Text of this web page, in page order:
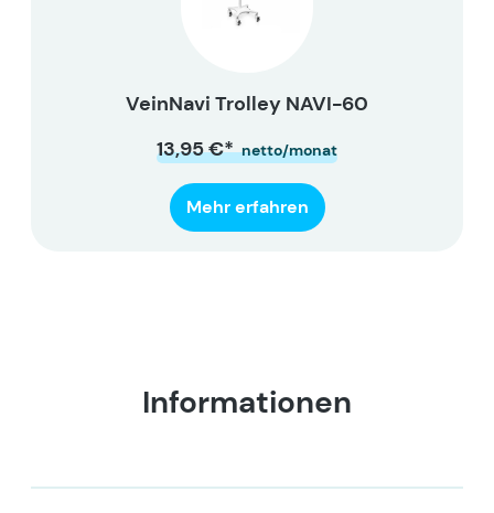
VeinNavi Trolley NAVI-60
13,95 €* netto/monat
Mehr erfahren
Informationen